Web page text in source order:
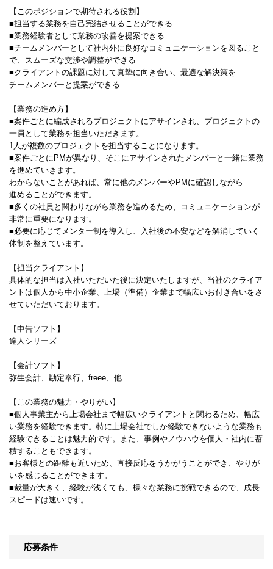
【このポジションで期待される役割】
■担当する業務を自己完結させることができる
■業務経験者として業務の改善を提案できる
■チームメンバーとして社内外に良好なコミュニケーションを図ること
で、スムーズな交渉や調整ができる
■クライアントの課題に対して真摯に向き合い、最適な解決策を
チームメンバーと提案ができる
【業務の進め方】
■案件ごとに編成されるプロジェクトにアサインされ、プロジェクトの
一員として業務を担当いただきます。
1人が複数のプロジェクトを担当することになります。
■案件ごとにPMが異なり、そこにアサインされたメンバーと一緒に業務
を進めていきます。
わからないことがあれば、常に他のメンバーやPMに確認しながら
進めることができます。
■多くの社員と関わりながら業務を進めるため、コミュニケーションが
非常に重要になります。
■必要に応じてメンター制を導入し、入社後の不安などを解消していく
体制を整えています。
【担当クライアント】
具体的な担当は入社いただいた後に決定いたしますが、当社のクライア
ントは個人から中小企業、上場（準備）企業まで幅広いお付き合いをさ
せていただいております。
【申告ソフト】
達人シリーズ
【会計ソフト】
弥生会計、勘定奉行、freee、他
【この業務の魅力・やりがい】
■個人事業主から上場会社まで幅広いクライアントと関わるため、幅広
い業務を経験できます。特に上場会社でしか経験できないような業務も
経験できることは魅力的です。また、事例やノウハウを個人・社内に蓄
積することもできます。
■お客様との距離も近いため、直接反応をうかがうことができ、やりが
いを感じることができます。
■裁量が大きく、経験が浅くても、様々な業務に挑戦できるので、成長
スピードは速いです。
応募条件